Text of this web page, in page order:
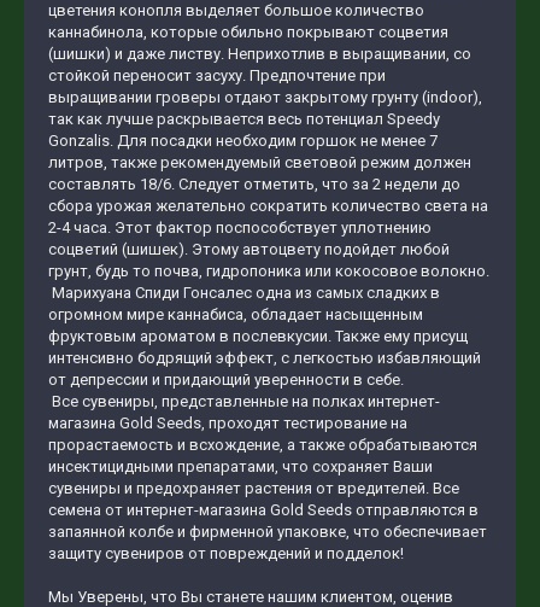
цветения конопля выделяет большое количество
каннабинола, которые обильно покрывают соцветия
(шишки) и даже листву. Неприхотлив в выращивании, со
стойкой переносит засуху. Предпочтение при
выращивании гроверы отдают закрытому грунту (indoor),
так как лучше раскрывается весь потенциал Speedy
Gonzalis. Для посадки необходим горшок не менее 7
литров, также рекомендуемый световой режим должен
составлять 18/6. Следует отметить, что за 2 недели до
сбора урожая желательно сократить количество света на
2-4 часа. Этот фактор поспособствует уплотнению
соцветий (шишек). Этому автоцвету подойдет любой
грунт, будь то почва, гидропоника или кокосовое волокно.
Марихуана Спиди Гонсалес одна из самых сладких в
огромном мире каннабиса, обладает насыщенным
фруктовым ароматом в послевкусии. Также ему присущ
интенсивно бодрящий эффект, с легкостью избавляющий
от депрессии и придающий уверенности в себе.
Все сувениры, представленные на полках интернет-
магазина Gold Seeds, проходят тестирование на
прорастаемость и всхождение, а также обрабатываются
инсектицидными препаратами, что сохраняет Ваши
сувениры и предохраняет растения от вредителей. Все
семена от интернет-магазина Gold Seeds отправляются в
запаянной колбе и фирменной упаковке, что обеспечивает
защиту сувениров от повреждений и подделок!
Мы Уверены, что Вы станете нашим клиентом, оценив